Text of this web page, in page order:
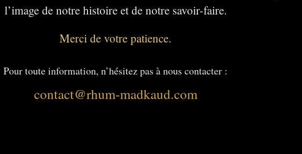
l’image de notre histoire et de notre savoir-faire.
Merci de votre patience.
Pour toute information, n’hésitez pas à nous contacter :
contact@rhum-madkaud.com